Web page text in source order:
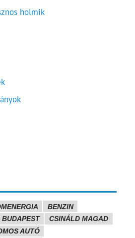
holmik
BENZIN
BUDAPEST
CSINÁLD MAGAD
AUTÓ